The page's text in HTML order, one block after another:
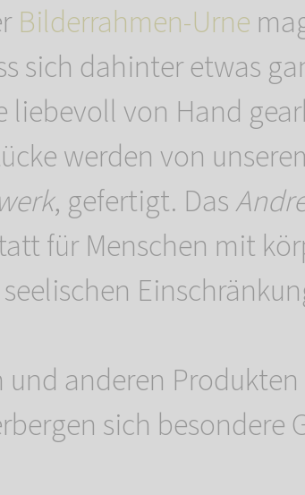
Bilderrahmen-Urne
sich dahinter etwas
liebevoll von Hand
werden von
, gefertigt. Das
für Menschen mit
anderen Produkten
sich besondere